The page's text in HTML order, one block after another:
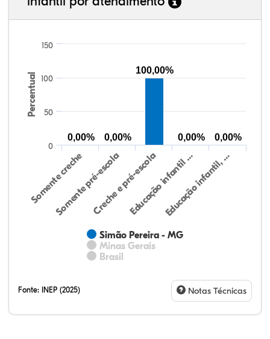
Percentual
Simão Pereira - MG
Minas Gerais
Brasil
Somente creche
Somente pré-escolaCreche e pré-escolaEducação infantil …
Educação infantil, …
0
50
100
150
0,00% 0,00%
100,00%
0,00% 0,00%
Fonte: INEP (2025) Notas Técnicas